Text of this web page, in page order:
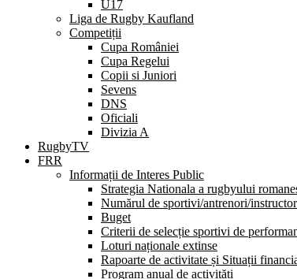
U17
Liga de Rugby Kaufland
Competiții
Cupa României
Cupa Regelui
Copii si Juniori
Sevens
DNS
Oficiali
Divizia A
RugbyTV
FRR
Informații de Interes Public
Strategia Nationala a rugbyului
Numărul de sportivi/antrenori/
Buget
Criterii de selecție sportivi de
Loturi naționale extinse
Rapoarte de activitate și Situații
Program anual de activități